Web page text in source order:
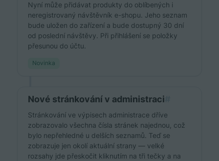
Nyní může přidávat produkty do oblíbených i
neregistrovaný návštěvník e-shopu. Jeho seznam
bude uložen do zařízení a bude dostupný 30 dní
od poslední návštěvy. Při přihlášení se položky
přesunou do účtu.
Novinka
Nové stránkování v administraci
Stránkování ve výpisech administrace dříve
zobrazovalo všechna čísla stránek najednou, což
bylo nepřehledné u delších seznamů. Teď se
zobrazuje jen okolí aktuální strany — velké
rozsahy jde přeskočit kliknutím na tři tečky a na